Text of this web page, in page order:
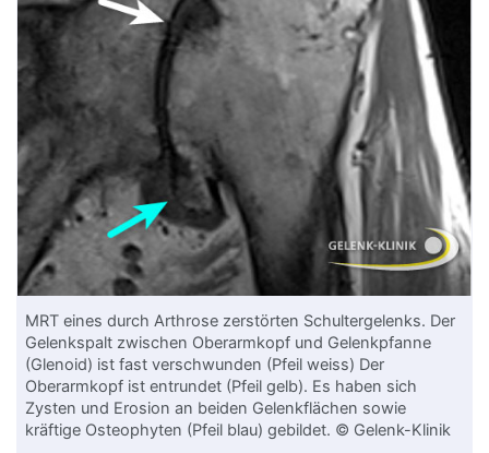
MRT eines durch Arthrose zerstörten Schultergelenks. Der
Gelenkspalt zwischen Oberarmkopf und Gelenkpfanne
(Glenoid) ist fast verschwunden (Pfeil weiss) Der
Oberarmkopf ist entrundet (Pfeil gelb). Es haben sich
Zysten und Erosion an beiden Gelenkflächen sowie
kräftige Osteophyten (Pfeil blau) gebildet. © Gelenk-Klinik